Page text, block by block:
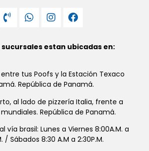
estan ubicadas en:
entre tus Poofs y la Estación Texaco
República de Panamá.
al lado de pizzería Italia, frente a
República de Panamá.
vía brasil: Lunes a Viernes 8:00A.M. a
/ Sábados 8:30 A.M a 2:30P.M.